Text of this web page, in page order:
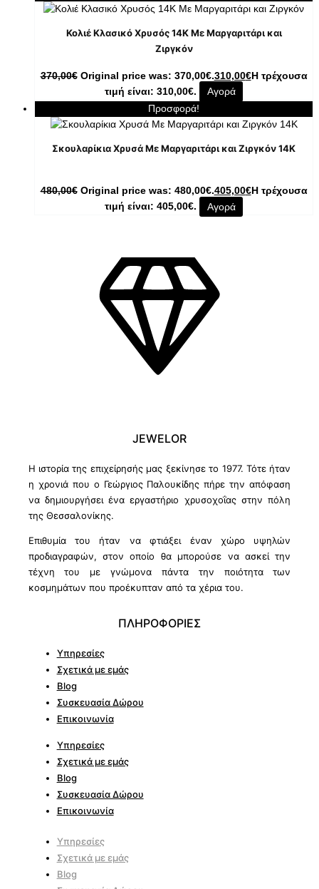
Κολιέ Κλασικό Χρυσός 14K Με Μαργαριτάρι και
Ζιργκόν
370,00€ Original price was: 370,00€.310,00€Η τρέχουσα
τιμή είναι: 310,00€.
Αγορά
Προσφορά!
Σκουλαρίκια Χρυσά Με Μαργαριτάρι και Ζιργκόν 14K
480,00€ Original price was: 480,00€.405,00€Η τρέχουσα
τιμή είναι: 405,00€.
Αγορά
JEWELOR
Η ιστορία της επιχείρησής μας ξεκίνησε το 1977. Τότε ήταν
η χρονιά που ο Γεώργιος Παλουκίδης πήρε την απόφαση
να δημιουργήσει ένα εργαστήριο χρυσοχοΐας στην πόλη
της Θεσσαλονίκης.
Επιθυμία του ήταν να φτιάξει έναν χώρο υψηλών
προδιαγραφών, στον οποίο θα μπορούσε να ασκεί την
τέχνη του με γνώμονα πάντα την ποιότητα των
κοσμημάτων που προέκυπταν από τα χέρια του.
ΠΛΗΡΟΦΟΡΙΕΣ
Υπηρεσίες
Σχετικά με εμάς
Blog
Συσκευασία Δώρου
Επικοινωνία
Υπηρεσίες
Σχετικά με εμάς
Blog
Συσκευασία Δώρου
Επικοινωνία
Υπηρεσίες
Σχετικά με εμάς
Blog